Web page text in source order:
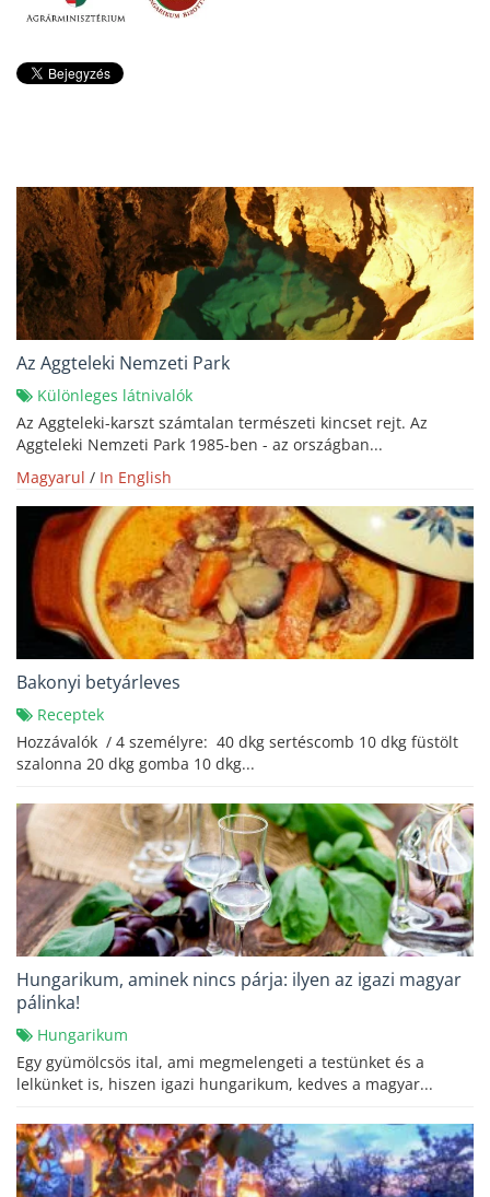
Az Aggteleki Nemzeti Park
Különleges látnivalók
Az Aggteleki-karszt számtalan természeti kincset rejt. Az
Aggteleki Nemzeti Park 1985-ben - az országban...
Magyarul / In English
Bakonyi betyárleves
Receptek
Hozzávalók / 4 személyre: 40 dkg sertéscomb 10 dkg füstölt
szalonna 20 dkg gomba 10 dkg...
Hungarikum, aminek nincs párja: ilyen az igazi magyar
pálinka!
Hungarikum
Egy gyümölcsös ital, ami megmelengeti a testünket és a
lelkünket is, hiszen igazi hungarikum, kedves a magyar...